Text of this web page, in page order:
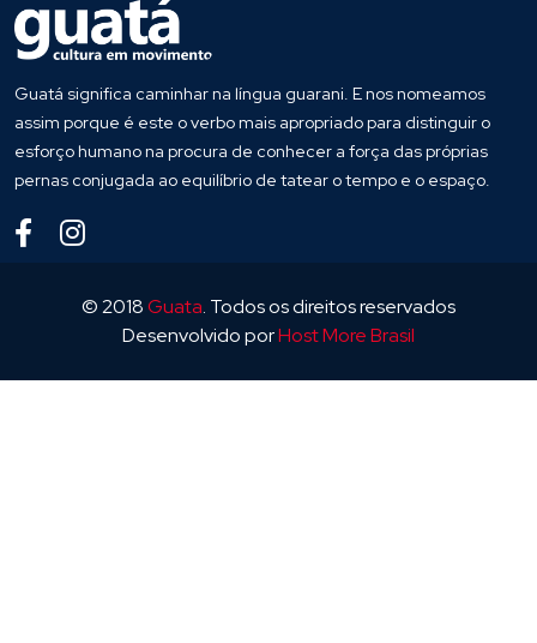
Guatá significa caminhar na língua guarani. E nos nomeamos
assim porque é este o verbo mais apropriado para distinguir o
esforço humano na procura de conhecer a força das próprias
pernas conjugada ao equilíbrio de tatear o tempo e o espaço.
© 2018Guata. Todos os direitos reservados
Desenvolvido porHost More Brasil